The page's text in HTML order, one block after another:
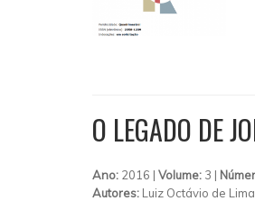
O LEGADO DE
Ano: 2016 | Volume: 3 |
Autores: Luiz Octávio de